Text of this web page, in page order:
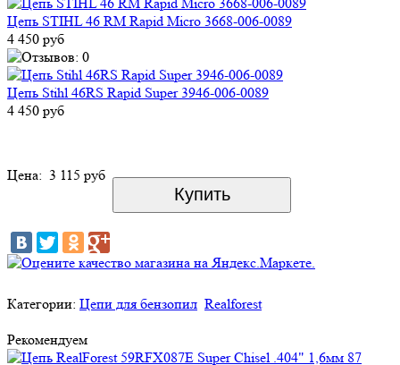
Цепь STIHL 46 RM Rapid Micro 3668-006-0089
4 450 руб
Цепь Stihl 46RS Rapid Super 3946-006-0089
4 450 руб
Цена: 3 115 руб
Категории: Цепи для бензопил Realforest
Рекомендуем